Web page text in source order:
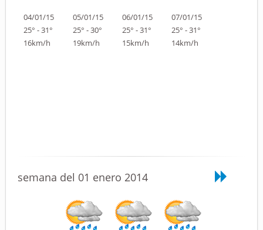
04/01/15
25° - 31°
16km/h
05/01/15
25° - 30°
19km/h
06/01/15
25° - 31°
15km/h
07/01/15
25° - 31°
14km/h
semana del 01 enero 2014